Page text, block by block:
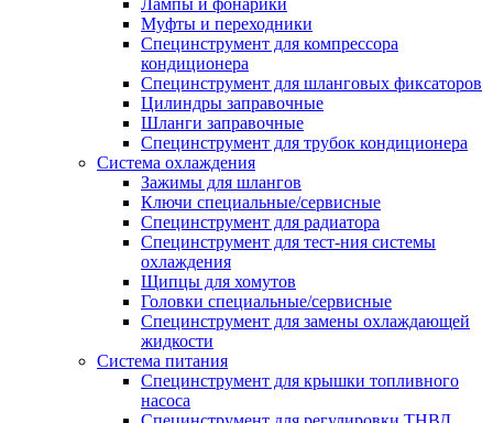
Лампы и фонарики
Муфты и переходники
Специнструмент для компрессора
кондиционера
Специнструмент для шланговых фиксаторов
Цилиндры заправочные
Шланги заправочные
Специнструмент для трубок кондиционера
Система охлаждения
Зажимы для шлангов
Ключи специальные/сервисные
Специнструмент для радиатора
Специнструмент для тест-ния системы
охлаждения
Щипцы для хомутов
Головки специальные/сервисные
Специнструмент для замены охлаждающей
жидкости
Система питания
Специнструмент для крышки топливного
насоса